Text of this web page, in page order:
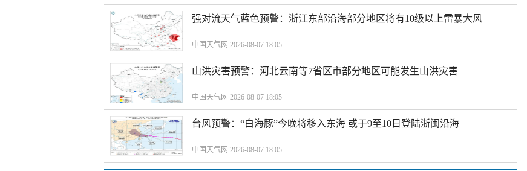
强对流天气蓝色预警：浙江东部沿海部分地区将有10级以上雷暴大风
中国天气网 2026-08-07 18:05
山洪灾害预警：河北云南等7省区市部分地区可能发生山洪灾害
中国天气网 2026-08-07 18:05
台风预警：“白海豚”今晚将移入东海 或于9至10日登陆浙闽沿海
中国天气网 2026-08-07 18:05